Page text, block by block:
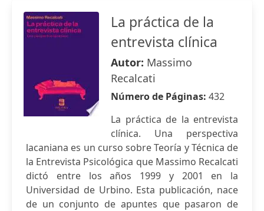
La práctica de la
entrevista clínica
Autor: Massimo
Recalcati
Número de Páginas: 432
La práctica de la entrevista
clínica. Una perspectiva
lacaniana es un curso sobre Teoría y Técnica de
la Entrevista Psicológica que Massimo Recalcati
dictó entre los años 1999 y 2001 en la
Universidad de Urbino. Esta publicación, nace
de un conjunto de apuntes que pasaron de